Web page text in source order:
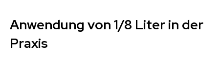
Anwendung von 1/8 Liter in der
Praxis